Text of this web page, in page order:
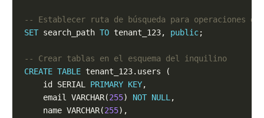
SET search_path TO tenant_123, public
CREATE TABLE
    id SERIAL
PRIMARY KEY
    email VARCHAR(
255) NOT NULL
    name VARCHAR(
255